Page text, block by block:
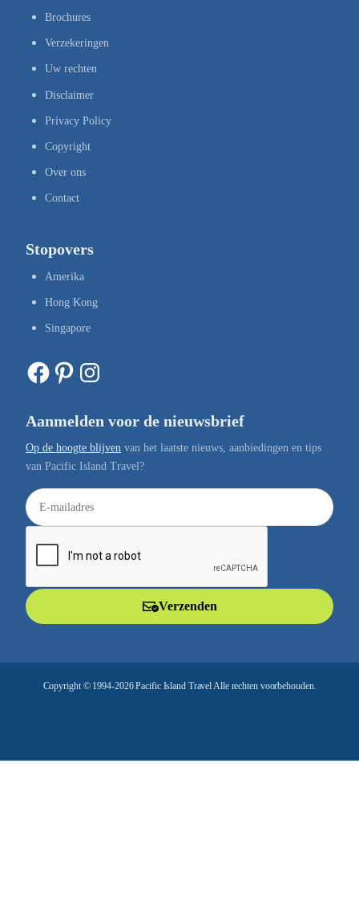
Brochures
Verzekeringen
Uw rechten
Disclaimer
Privacy Policy
Copyright
Over ons
Contact
Stopovers
Amerika
Hong Kong
Singapore
Facebook Pinterest Instagram
Aanmelden voor de nieuwsbrief
Op de hoogte blijven van het laatste nieuws, aanbiedingen en tips
van Pacific Island Travel?
E
-
a
Verzenden
Copyright © 1994-2026 Pacific Island Travel Alle rechten voorbehouden.